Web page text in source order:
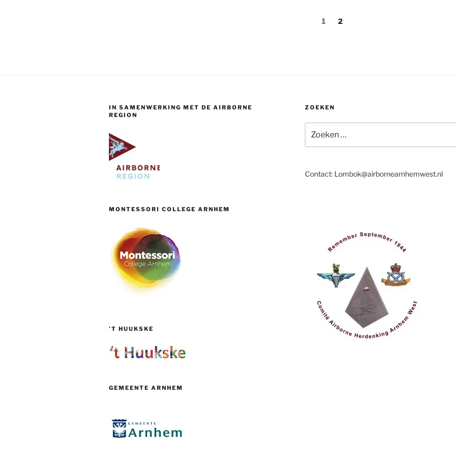
Pagina
1 Pagina
2
IN SAMENWERKING MET DE AIRBORNE
REGION
MONTESSORI COLLEGE ARNHEM
’T HUUKSKE
GEMEENTE ARNHEM
ZOEKEN
naar:
Contact: Lombok@airbornearnhemwest.nl